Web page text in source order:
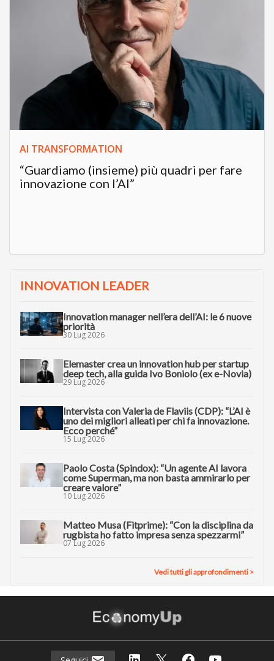
AI TRANSFORMATION
“Guardiamo (insieme) più quadri per fare
innovazione con l’AI”
INNOVATION LEADER
Innovation manager nell’era dell’AI: le 6 nuove
priorità
30 Lug 2026
Elemaster crea un innovation hub per startup
deep tech, alla guida Ivo Boniolo (ex e-Novia)
29 Lug 2026
Intervista con Valeria de Flaviis (CDP): “L’AI è
uno dei migliori alleati per chi fa innovazione.
Ecco perché”
15 Lug 2026
Paolo Costa (Spindox): “Un agente AI lavora
come Superman, ma non basta ammirarlo per
creare valore”
10 Lug 2026
Matteo Musa (Fitprime): “Con la disciplina da
rugbista ho fatto impresa senza spezzarmi”
07 Lug 2026
Vedi tutti gli approfondimenti >